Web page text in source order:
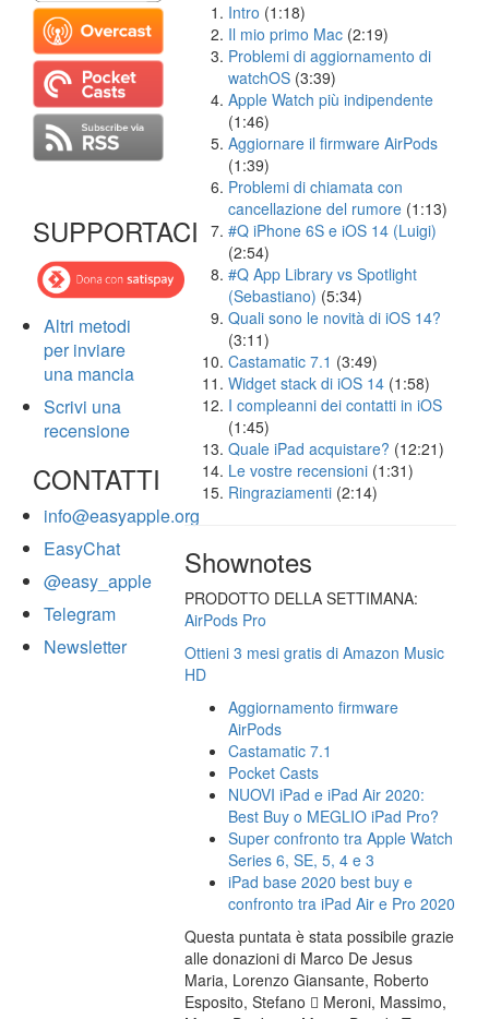
SUPPORTACI
Altri metodi
per inviare
una mancia
Scrivi una
recensione
CONTATTI
info@easyapple.org
EasyChat
@easy_apple
Telegram
Newsletter
Intro (1:18)
Il mio primo Mac (2:19)
Problemi di aggiornamento di
watchOS (3:39)
Apple Watch più indipendente
(1:46)
Aggiornare il firmware AirPods
(1:39)
Problemi di chiamata con
cancellazione del rumore (1:13)
#Q iPhone 6S e iOS 14 (Luigi)
(2:54)
#Q App Library vs Spotlight
(Sebastiano) (5:34)
Quali sono le novità di iOS 14?
(3:11)
Castamatic 7.1 (3:49)
Widget stack di iOS 14 (1:58)
I compleanni dei contatti in iOS
(1:45)
Quale iPad acquistare? (12:21)
Le vostre recensioni (1:31)
Ringraziamenti (2:14)
Shownotes
PRODOTTO DELLA SETTIMANA:
AirPods Pro
Ottieni 3 mesi gratis di Amazon Music
HD
Aggiornamento firmware
AirPods
Castamatic 7.1
Pocket Casts
NUOVI iPad e iPad Air 2020:
Best Buy o MEGLIO iPad Pro?
Super confronto tra Apple Watch
Series 6, SE, 5, 4 e 3
iPad base 2020 best buy e
confronto tra iPad Air e Pro 2020
Questa puntata è stata possibile grazie
alle donazioni di Marco De Jesus
Maria, Lorenzo Giansante, Roberto
Esposito, Stefano  Meroni, Massimo,